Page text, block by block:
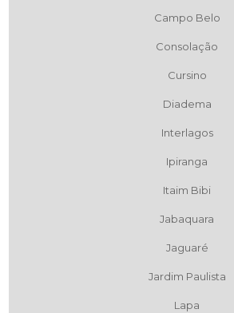
Campo Belo
Consolação
Cursino
Diadema
Interlagos
Ipiranga
Itaim Bibi
Jabaquara
Jaguaré
Jardim Paulista
Lapa